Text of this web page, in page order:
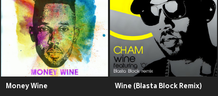
Money Wine Wine (Blasta Block Remix)